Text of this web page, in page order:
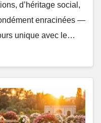
d’héritage social,
enracinées —
unique avec le…